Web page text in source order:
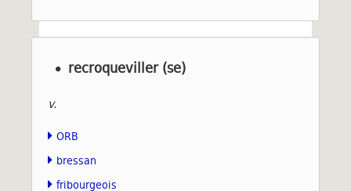
recroqueviller (se)
v.
ORB
bressan
fribourgeois